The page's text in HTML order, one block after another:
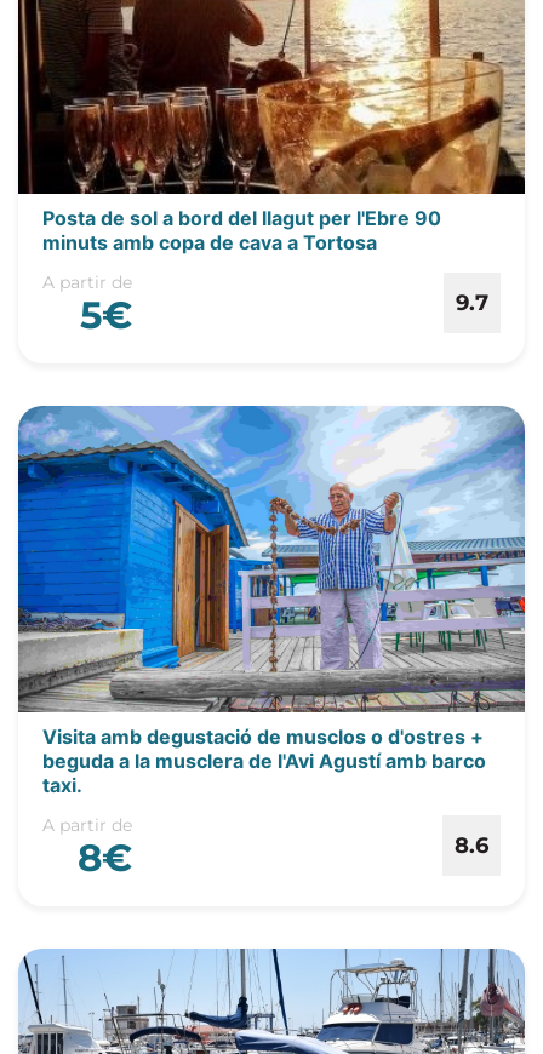
Posta de sol a bord del llagut per l'Ebre 90
minuts amb copa de cava a Tortosa
A partir de
5€ 9.7
Visita amb degustació de musclos o d'ostres +
beguda a la musclera de l'Avi Agustí amb barco
taxi.
A partir de
8€ 8.6